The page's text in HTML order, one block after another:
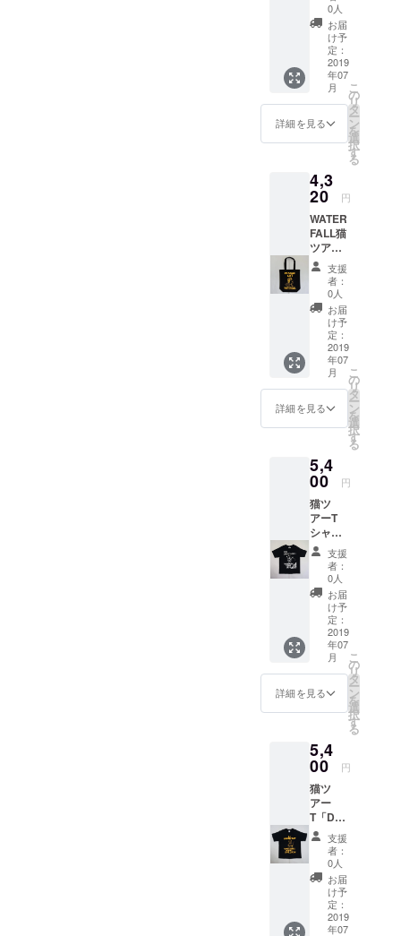
で、内
容は特
定が出
来かね
ます。
ご了承
下さ
い。こ
れが終
という
形での
発送と
させて
頂きま
す。あ
くまで
も直筆
サンク
スレ
ターが
メイン
で、そ
れだけ
だと申
し訳な
いとい
の気持
ちの粗
考えく
ださ
い。内
容物を
しっか
り把握
された
い方は
他のリ
ターン
をご選
択お願
ます。
宜しく
す。
2019年
7月発送
予定。
JAZZ-T
シャ
ツ】 表
面ミス
プリン
ト品の
為、価
格は良
品より
特別に
低くな
りま
す。 良
品通常
8,640円
→4,320
円（消
費税、
送料
込）
（デッ
ドス
トック
品＝販
売不可
となっ
た商
もの使
用（良
品）。
※良品と
違い、
袖の
「レ
コード
ワッペ
ン」と
首の
「ネー
ム」は
付きま
せん。
ご了承
下さ
えしま
せんが
ト部分
のみで
すので
着用に
問題は
ござい
ませ
ん。 サ
イズは
S,M,Lか
0人
お届
け予
定：
2019
年07
月
詳細を見る
こ
の
リ
タ
ー
ン
を
選
択
す
る
4,3
20 円
WATER
FALL猫
ツアー
トート
バッ
グ。猫
レゲエ
バー
ジョ
ン。オ
リジナ
ルイラ
スト。
架空の
レコー
ドレー
「REG
GAE
CAT」
とのコ
ラボ商
品。
「WATE
RFALL
」完全
限定商
品。イ
エロー
色のプ
リント
がラス
タなカ
バンで
ちろん
スカ、
ロック
ステ
ディ、
ヒップ
ホッ
プ、ダ
ブ好き
な方ま
で夏
フェス
やクラ
支援
者：
0人
お届
け予
定：
2019
年07
月
詳細を見る
こ
の
リ
タ
ー
ン
を
選
択
す
る
5,4
00 円
猫ツ
アーT
シャツ
「猫バ
ンド」
（レ
コード
ワッペ
ン）
ブラッ
ク S /
M / Lサ
イズ
WATER
FALLオ
リジナ
産数量
限定品
WATER
FALL猫
ツアーT
シャツ
（左袖
にレ
コード
ワッペ
ン）。
猫バン
ドバー
支援
者：
0人
お届
け予
定：
2019
年07
月
詳細を見る
こ
の
リ
タ
ー
ン
を
選
択
す
る
5,4
00 円
猫ツ
アー
T「DJ
猫」
（レ
コード
ワッペ
ン）
ブラッ
ク S /
M / Lサ
支援
者：
0人
お届
け予
定：
2019
年07